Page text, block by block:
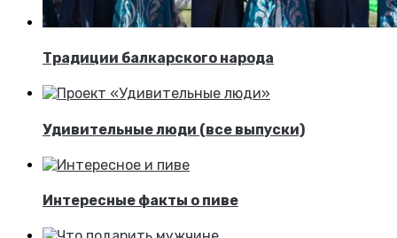
Традиции балкарского народа
Удивительные люди (все выпуски)
Интересные факты о пиве